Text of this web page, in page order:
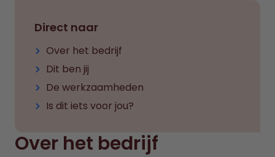
Direct naar
Over het bedrijf
Dit ben jij
De werkzaamheden
Is dit iets voor jou?
Over het bedrijf